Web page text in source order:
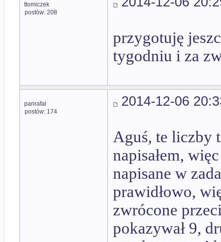
ttomiczek
postów: 208
przygotuję
tygodniu i za
panrafal
postów: 174
2014-12-06
Aguś, te liczby
napisałem,
napisane w
prawidłowo,
zwrócone
pokazywał 9,